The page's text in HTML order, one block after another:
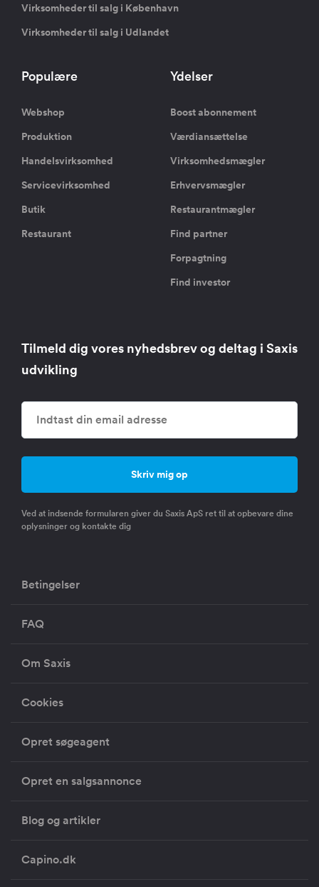
Virksomheder til salg i København
Virksomheder til salg i Udlandet
Populære
Webshop
Produktion
Handelsvirksomhed
Servicevirksomhed
Butik
Restaurant
Ydelser
Boost abonnement
Værdiansættelse
Virksomhedsmægler
Erhvervsmægler
Restaurantmægler
Find partner
Forpagtning
Find investor
Tilmeld dig vores nyhedsbrev og deltag i Saxis
udvikling
Ved at indsende formularen giver du Saxis ApS ret til at opbevare dine
oplysninger og kontakte dig
Betingelser
FAQ
Om Saxis
Cookies
Opret søgeagent
Opret en salgsannonce
Blog og artikler
Capino.dk